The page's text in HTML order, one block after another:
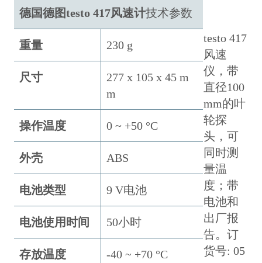
德国德图testo 417风速计技术参数
重量 230 g
尺寸
277 x 105 x 45 m
m
操作温度 0 ~ +50 °C
外壳 ABS
电池类型 9 V电池
电池使用时间 50小时
存放温度 -40 ~ +70 °C
testo 417
风速
仪，带
直径100
mm的叶
轮探
头，可
同时测
量温
度；带
电池和
出厂报
告。订
货号: 05